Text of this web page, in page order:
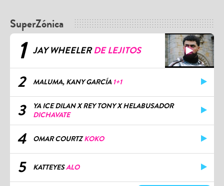
SuperZónica
1 JAY WHEELERDE LEJITOS
2 MALUMA, KANY GARCÍA 1+1
3
YA ICE DILAN X REY TONY X HELABUSADOR
DICHAVATE
4 OMAR COURTZKOKO
5 KATTEYESALO